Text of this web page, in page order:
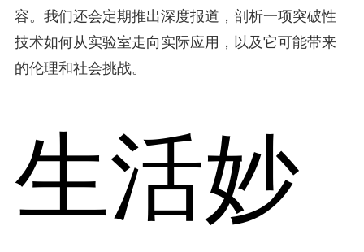
容。我们还会定期推出深度报道，剖析一项突破性
技术如何从实验室走向实际应用，以及它可能带来
的伦理和社会挑战。
生活妙